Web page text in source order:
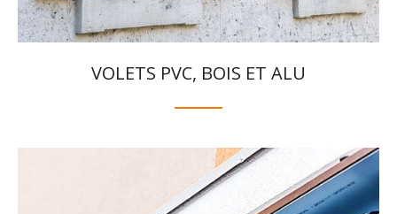
VOLETS PVC, BOIS ET ALU